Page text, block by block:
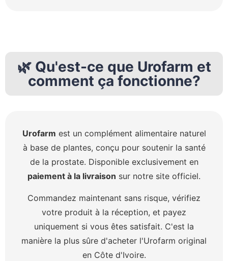
🌿 Qu'est-ce que Urofarm et
comment ça fonctionne?
Urofarm est un complément alimentaire naturel
à base de plantes, conçu pour soutenir la santé
de la prostate. Disponible exclusivement en
paiement à la livraison sur notre site officiel.
Commandez maintenant sans risque, vérifiez
votre produit à la réception, et payez
uniquement si vous êtes satisfait. C'est la
manière la plus sûre d'acheter l'Urofarm original
en Côte d'Ivoire.